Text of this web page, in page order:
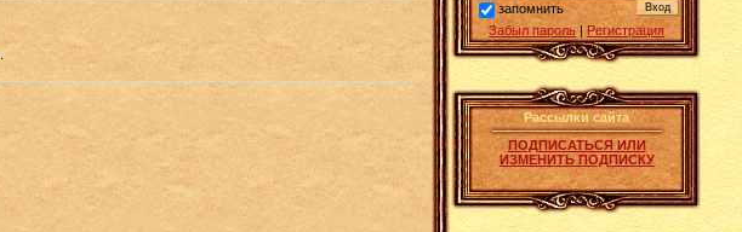
запомнить
Забыл пароль | Регистрация
Рассылки сайта
ПОДПИСАТЬСЯ ИЛИ
ИЗМЕНИТЬ ПОДПИСКУ